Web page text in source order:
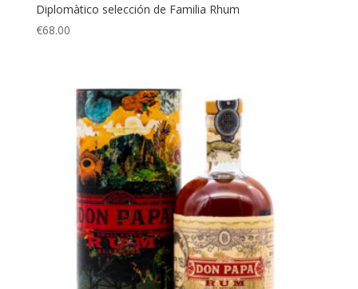
Diplomàtico selección de Familia Rhum
€68.00